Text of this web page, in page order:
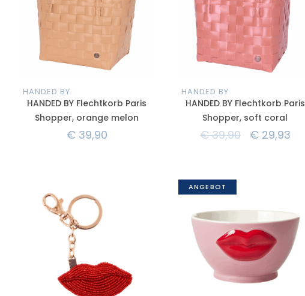
HANDED BY
HANDED BY Flechtkorb Paris
Shopper, orange melon
€39,90
HANDED BY
HANDED BY Flechtkorb Paris
Shopper, soft coral
€39,90 €29,93
ANGEBOT